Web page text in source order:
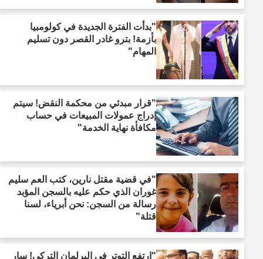
"بدأت الفترة الجديدة في كولومبيا
بأزمة! بترو غادر القصر دون تسليم
المهام"
"قرار مبدئي من محكمة النقض! سيتم
إدراج عمولات المبيعات في حساب
مكافأة نهاية الخدمة"
"في قضية مقتل نارين، كتب العم سليم
غوران الذي حكم عليه بالسجن المؤبد
رسالة من السجن: نحن أبرياء، لسنا
قتلة"
"ارتفع التوتر في البرلمان التركي! سار